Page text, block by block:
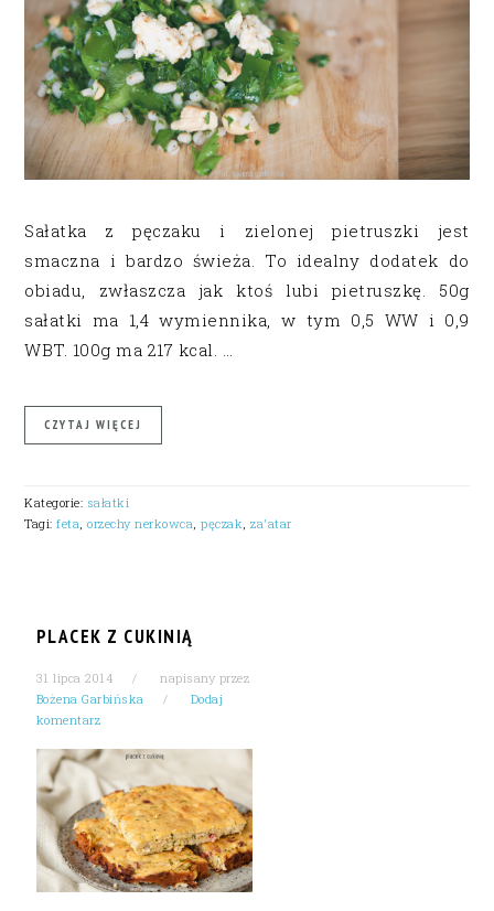
Sałatka z pęczaku i zielonej pietruszki jest
smaczna i bardzo świeża. To idealny dodatek do
obiadu, zwłaszcza jak ktoś lubi pietruszkę. 50g
sałatki ma 1,4 wymiennika, w tym 0,5 WW i 0,9
WBT. 100g ma 217 kcal. …
CZYTAJ WIĘCEJ
Kategorie: sałatki
Tagi:feta ,orzechy nerkowca ,pęczak ,za'atar
PLACEK Z CUKINIĄ
31 lipca 2014
napisany przez
Bożena Garbińska
Dodaj
komentarz